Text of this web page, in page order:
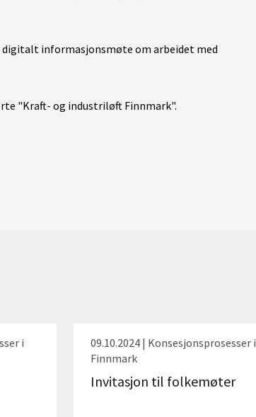
digitalt informasjonsmøte om arbeidet med
"Kraft- og industriløft Finnmark".
i
09.10.2024 | Konsesjonsprosesser i
Finnmark
Invitasjon til folkemøter